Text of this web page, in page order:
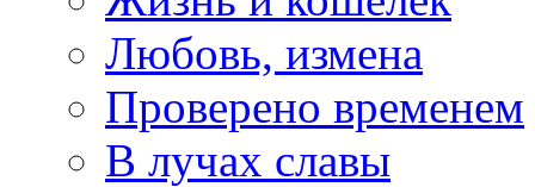
Любовь, измена
Проверено временем
В лучах славы